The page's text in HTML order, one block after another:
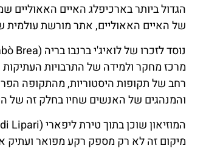
הגדול ביותר בארכיפלג האיים האאוליים
של האיים האאוליים, אתר מורשת עולמית
מרכז מחקר ולמידה של התרבויות
רחב של תקופות היסטוריות, מהתקופה
והמנהגים של האנשים שחיו בחלק זה של
מיקום זה לא רק מספק רקע מפואר ועתיק